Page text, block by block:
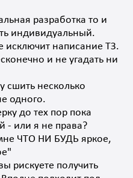
разработка то и
индивидуальный.
исключит написание ТЗ.
и не угадать ни
сшить несколько
одного.
до тех пор пока
- или я не права?
ЧТО НИ БУДЬ яркое,
рискуете получить